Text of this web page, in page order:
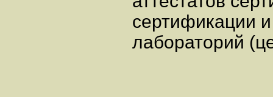
сертификации
лабораторий